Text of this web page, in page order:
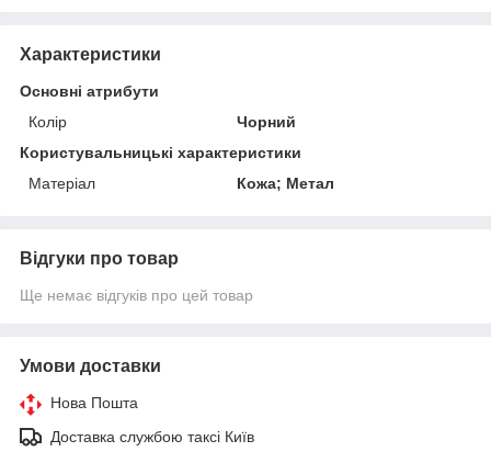
Характеристики
Основні атрибути
Колір
Чорний
Користувальницькі характеристики
Матеріал
Кожа; Метал
Відгуки про товар
Ще немає відгуків про цей товар
Умови доставки
Нова Пошта
Доставка службою таксі Київ